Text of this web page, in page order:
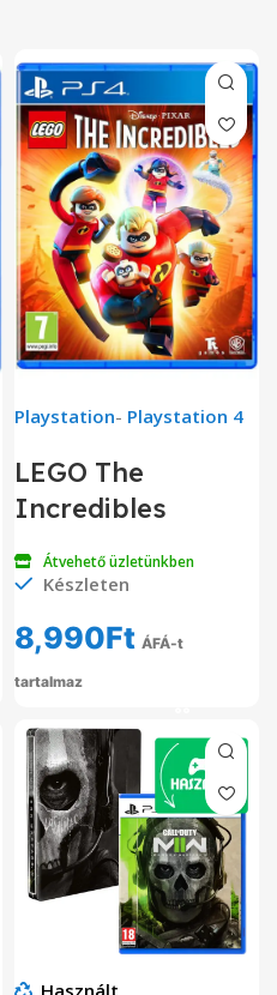
Playstation- Playstation 4
LEGO The
Incredibles
Átvehető üzletünkben
Készleten
8,990Ft ÁFÁ-t
tartalmaz
Használt